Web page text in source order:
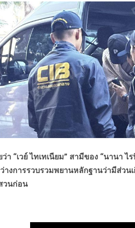
า “เวย์ ไทเทเนียม” สามีของ “นานา ไ
างการรวบรวมพยานหลักฐานว่ามีส่ว
วนก่อน